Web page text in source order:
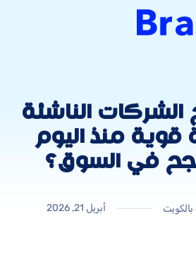
الشركات الناشئة
قوية منذ اليوم
في السوق؟
أبريل 21, 2026